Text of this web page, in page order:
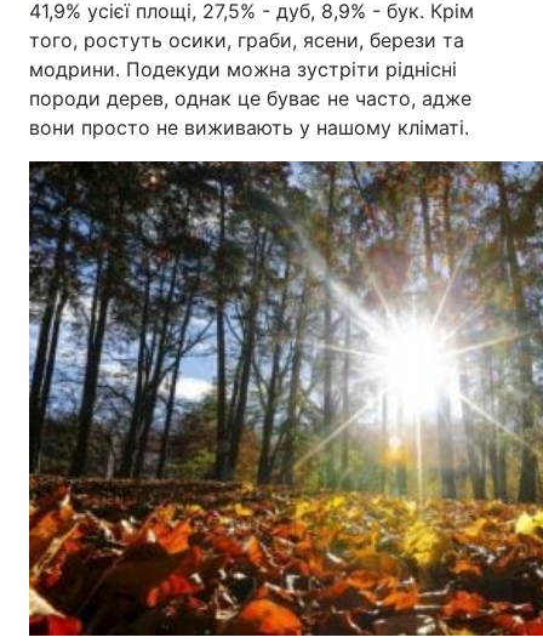
Тема оформлення
41,9% усієї площі, 27,5% - дуб, 8,9% - бук. Крім
того, ростуть осики, граби, ясени, берези та
модрини. Подекуди можна зустріти ріднісні
породи дерев, однак це буває не часто, адже
вони просто не виживають у нашому кліматі.